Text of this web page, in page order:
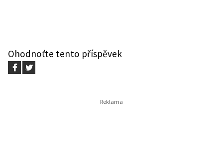
Ohodnoťte tento příspěvek